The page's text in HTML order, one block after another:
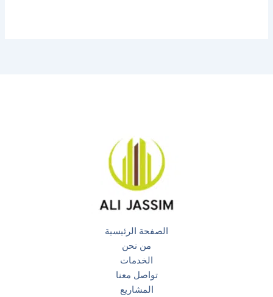
الصفحة الرئيسية
من نحن
الخدمات
تواصل معنا
المشاريع